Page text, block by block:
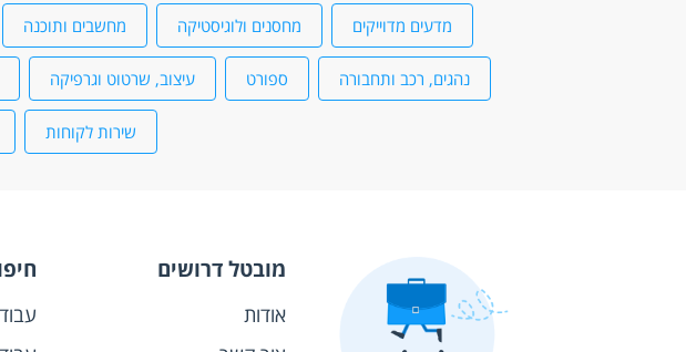
מדעים מדוייקים מחסנים ולוגיסטיקה מחשבים ותוכנה
נהגים, רכב ותחבורה ספורט עיצוב, שרטוט וגרפיקה
שירות לקוחות
מובטל דרושים
אודות